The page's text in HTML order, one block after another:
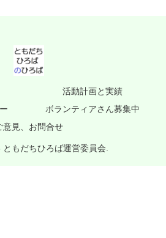
活動計画と実績
ボランティアさん募集中
意見、お問合せ
もだちひろば運営委員会.